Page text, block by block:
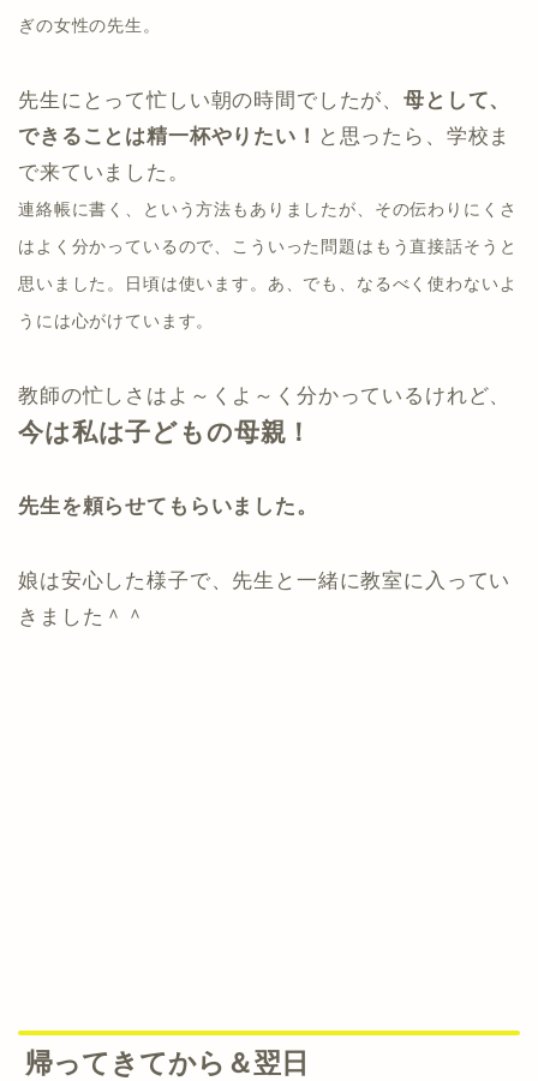
ぎの女性の先生。
先生にとって忙しい朝の時間でしたが、母として、
できることは精一杯やりたい！ と思ったら、学校ま
で来ていました。
連絡帳に書く、という方法もありましたが、その伝わりにくさ
はよく分かっているので、こういった問題はもう直接話そうと
思いました。日頃は使います。あ、でも、なるべく使わないよ
うには心がけています。
教師の忙しさはよ～くよ～く分かっているけれど、
今は私は子どもの母親！
先生を頼らせてもらいました。
娘は安心した様子で、先生と一緒に教室に入ってい
きました＾＾
帰ってきてから＆翌日